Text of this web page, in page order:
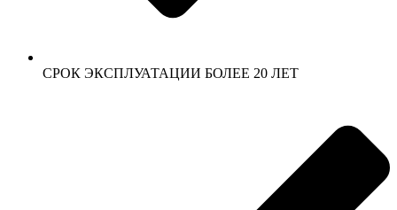
СРОК ЭКСПЛУАТАЦИИ БОЛЕЕ 20 ЛЕТ